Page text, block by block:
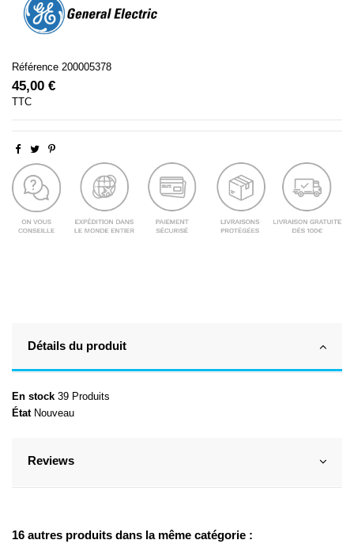
Référence 200005378
45,00 €
TTC
Détails du produit
En stock 39 Produits
État Nouveau
Reviews
16 autres produits dans la même catégorie :